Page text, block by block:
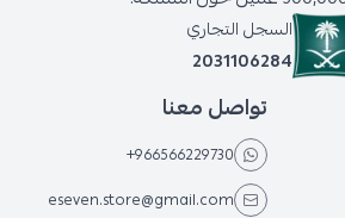
السجل التجاري
2031106284
تواصل معنا
+966566229730
eseven.store@gmail.com